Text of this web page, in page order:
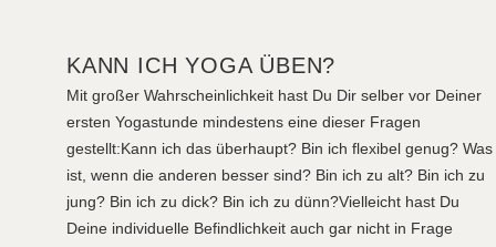
KANN ICH YOGA ÜBEN?
Mit großer Wahrscheinlichkeit hast Du Dir selber vor Deiner
ersten Yogastunde mindestens eine dieser Fragen
gestellt:Kann ich das überhaupt? Bin ich flexibel genug? Was
ist, wenn die anderen besser sind? Bin ich zu alt? Bin ich zu
jung? Bin ich zu dick? Bin ich zu dünn?Vielleicht hast Du
Deine individuelle Befindlichkeit auch gar nicht in Frage